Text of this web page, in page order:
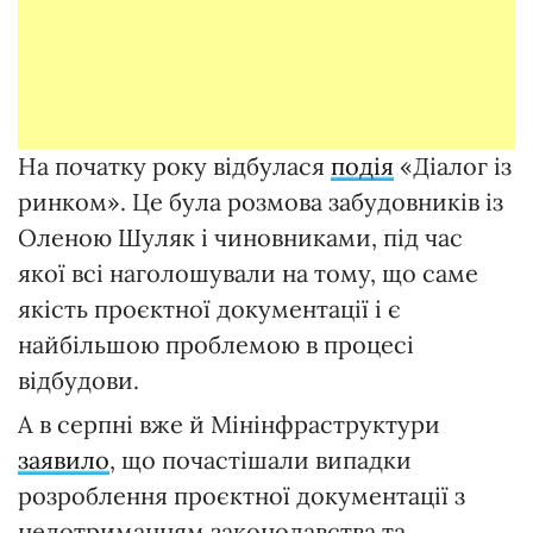
На початку року відбулася подія «Діалог із
ринком». Це була розмова забудовників із
Оленою Шуляк і чиновниками, під час
якої всі наголошували на тому, що саме
якість проєктної документації і є
найбільшою проблемою в процесі
відбудови.
А в серпні вже й Мінінфраструктури
заявило, що почастішали випадки
розроблення проєктної документації з